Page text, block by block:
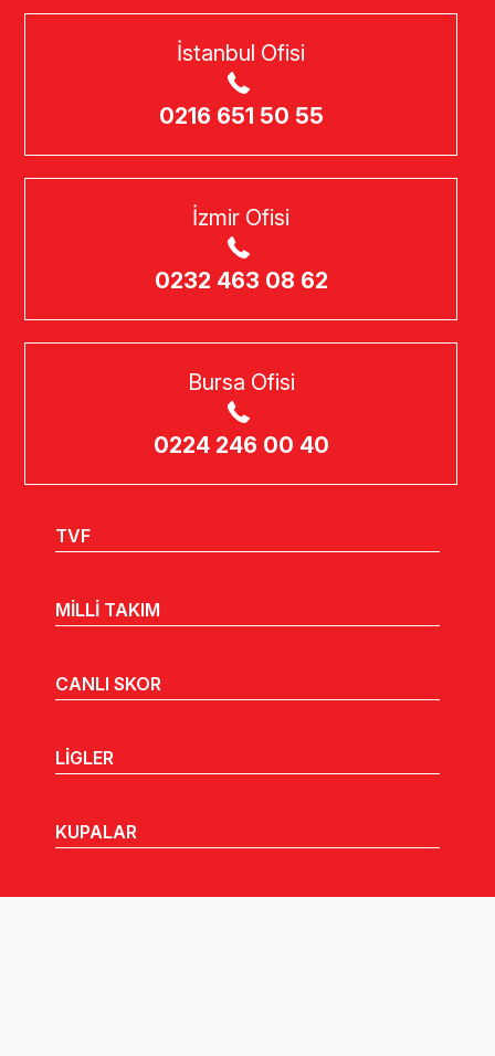
İstanbul Ofisi
0216 651 50 55
İzmir Ofisi
0232 463 08 62
Bursa Ofisi
0224 246 00 40
TVF
MİLLİ TAKIM
CANLI SKOR
LİGLER
KUPALAR